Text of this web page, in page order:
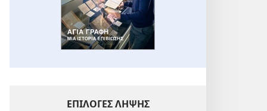
ΕΠΙΛΟΓΕΣ ΛΗΨΗΣ